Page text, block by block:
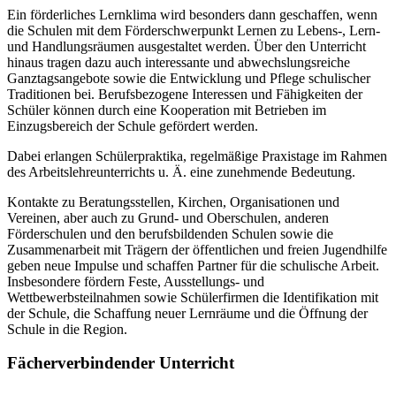
Ein förderliches Lernklima wird besonders dann geschaffen, wenn
die Schulen mit dem Förderschwerpunkt Lernen zu Lebens-, Lern-
und Handlungsräumen ausgestaltet werden. Über den Unterricht
hinaus tragen dazu auch interessante und abwechslungsreiche
Ganztagsangebote sowie die Entwicklung und Pflege schulischer
Traditionen bei. Berufsbezogene Interessen und Fähigkeiten der
Schüler können durch eine Kooperation mit Betrieben im
Einzugsbereich der Schule gefördert werden.
Dabei erlangen Schülerpraktika, regelmäßige Praxistage im Rahmen
des Arbeitslehreunterrichts u. Ä. eine zunehmende Bedeutung.
Kontakte zu Beratungsstellen, Kirchen, Organisationen und
Vereinen, aber auch zu Grund- und Oberschulen, anderen
Förderschulen und den berufsbildenden Schulen sowie die
Zusammenarbeit mit Trägern der öffentlichen und freien Jugendhilfe
geben neue Impulse und schaffen Partner für die schulische Arbeit.
Insbesondere fördern Feste, Ausstellungs- und
Wettbewerbsteilnahmen sowie Schülerfirmen die Identifikation mit
der Schule, die Schaffung neuer Lernräume und die Öffnung der
Schule in die Region.
Fächerverbindender Unterricht